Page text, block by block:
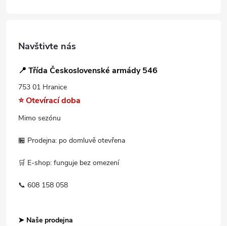
Navštivte nás
📍 Třída Československé armády 546
753 01 Hranice
⭐ Otevírací doba
Mimo sezónu
🏪 Prodejna: po domluvě otevřena
🛒 E-shop: funguje bez omezení
📞 608 158 058
➤ Naše prodejna